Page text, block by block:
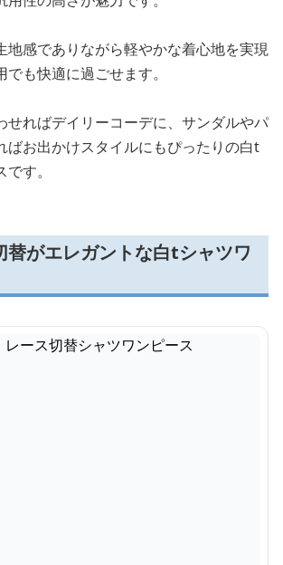
地感でありながら軽やかな着心地を実現
も快適に過ごせます。
せればデイリーコーデに、サンダルやパ
ばお出かけスタイルにもぴったりの白t
す。
替がエレガントな白tシャツワ